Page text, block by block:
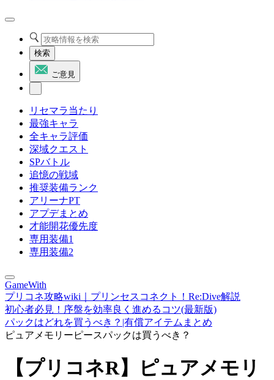
検索
ご意見
リセマラ当たり
最強キャラ
全キャラ評価
深域クエスト
SPバトル
追憶の戦域
推奨装備ランク
アリーナPT
アプデまとめ
才能開花優先度
専用装備1
専用装備2
GameWith
プリコネ攻略wiki｜プリンセスコネクト！Re:Dive解説
初心者必見！序盤を効率良く進めるコツ(最新版)
パックはどれを買うべき？|有償アイテムまとめ
ピュアメモリーピースパックは買うべき？
【プリコネR】ピュアメモリ